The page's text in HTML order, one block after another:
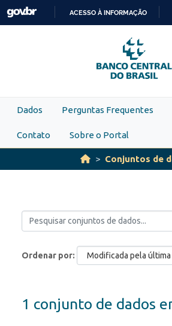
Skip to main content
PARA
O
CONTEÚDO
ACESSO À INFORMAÇÃO
Dados Perguntas Frequentes
Contato Sobre o Portal
Conjuntos de
Ordenar por
1 conjunto de dados